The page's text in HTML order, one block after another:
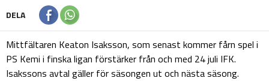
DELA
Mittfältaren Keaton Isaksson, som senast kommer fårn spel i
PS Kemi i finska ligan förstärker från och med 24 juli IFK.
Isakssons avtal gäller för säsongen ut och nästa säsong.